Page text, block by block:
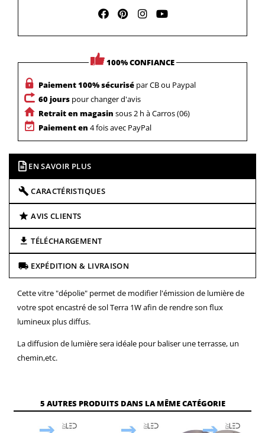
100% CONFIANCE
Paiement 100% sécurisé par CB ou Paypal
60 jours pour changer d'avis
Retrait en magasin sous 2 h à Carros (06)
Paiement en 4 fois avec PayPal
EN SAVOIR PLUS
CARACTÉRISTIQUES
AVIS CLIENTS
TÉLÉCHARGEMENT
EXPÉDITION & LIVRAISON
Cette vitre "dépolie" permet de modifier l'émission de lumière de
votre spot encastré de sol Terra 1W afin de rendre son flux
lumineux plus diffus.
La diffusion de lumière sera idéale pour baliser une terrasse, un
chemin,etc.
5 AUTRES PRODUITS DANS LA MÊME CATÉGORIE